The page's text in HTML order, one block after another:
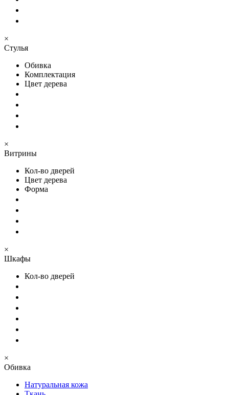
×
Стулья
Обивка
Комплектация
Цвет дерева
×
Витрины
Кол-во дверей
Цвет дерева
Форма
×
Шкафы
Кол-во дверей
×
Обивка
Натуральная кожа